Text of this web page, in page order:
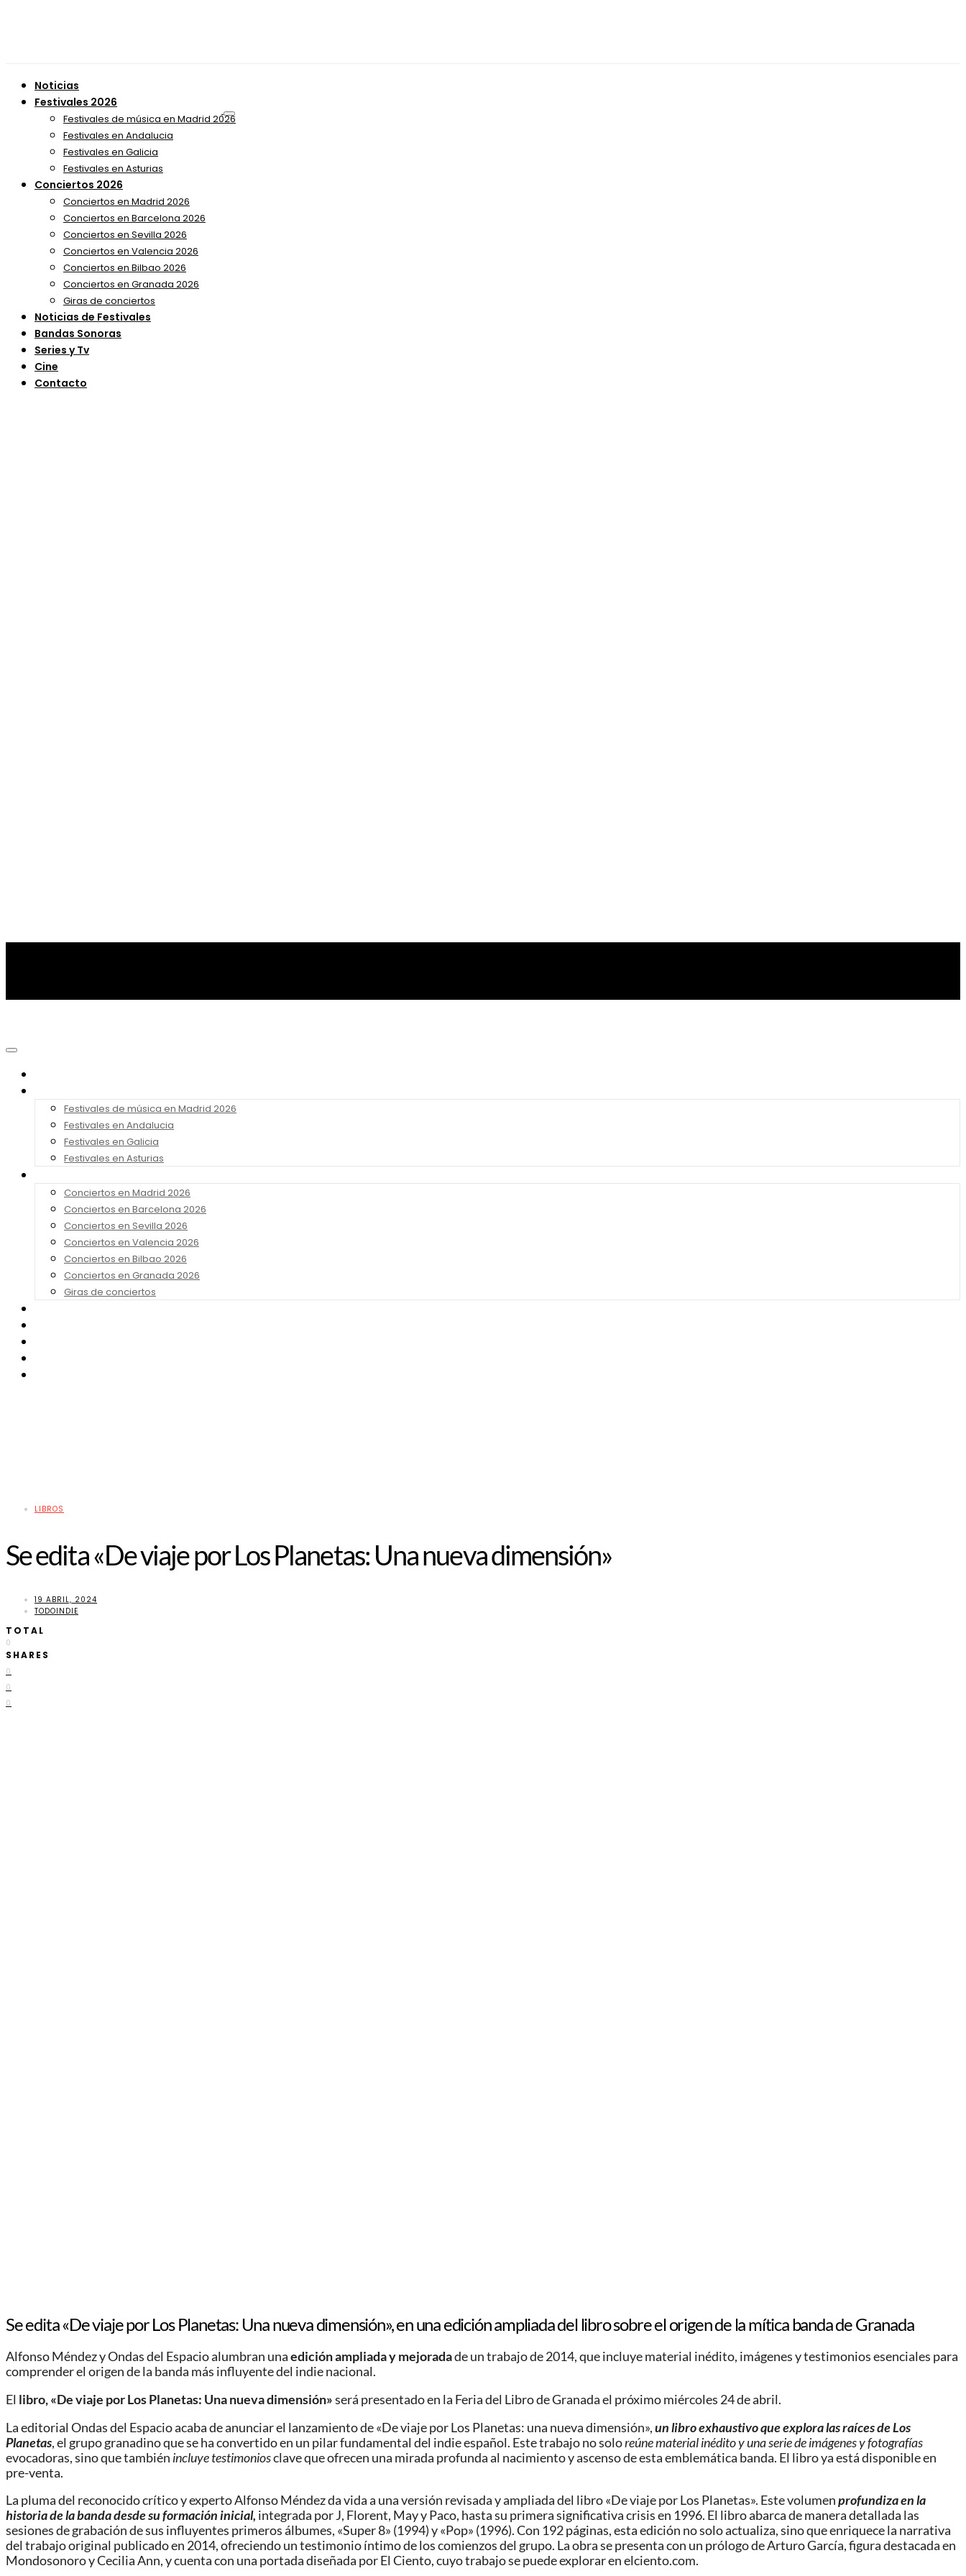
Noticias
Festivales 2026
Festivales de música en Madrid 2026
Festivales en Andalucia
Festivales en Galicia
Festivales en Asturias
Conciertos 2026
Conciertos en Madrid 2026
Conciertos en Barcelona 2026
Conciertos en Sevilla 2026
Conciertos en Valencia 2026
Conciertos en Bilbao 2026
Conciertos en Granada 2026
Giras de conciertos
Noticias de Festivales
Bandas Sonoras
Series y Tv
Cine
Contacto
Festivales de música en Madrid 2026
Festivales en Andalucia
Festivales en Galicia
Festivales en Asturias
Conciertos en Madrid 2026
Conciertos en Barcelona 2026
Conciertos en Sevilla 2026
Conciertos en Valencia 2026
Conciertos en Bilbao 2026
Conciertos en Granada 2026
Giras de conciertos
LIBROS
Se edita «De viaje por Los Planetas: Una nueva dimensión»
19 ABRIL, 2024
TODOINDIE
TOTAL
0
SHARES
0
0
0
Se edita «De viaje por Los Planetas: Una nueva dimensión», en una edición ampliada del libro sobre el origen de la mítica banda de Granada
Alfonso Méndez y Ondas del Espacio alumbran unaedición ampliada y mejoradade un trabajo de 2014, que incluye material inédito, imágenes y testimonios esenciales para
comprender el origen de la banda más influyente del indie nacional.
El libro, «De viaje por Los Planetas: Una nueva dimensión»será presentado en la Feria del Libro de Granada el próximo miércoles 24 de abril.
La editorial Ondas del Espacio acaba de anunciar el lanzamiento de «De viaje por Los Planetas: una nueva dimensión»,un libro exhaustivo que explora las raíces de Los
Planetas, el grupo granadino que se ha convertido en un pilar fundamental del indie español. Este trabajo no soloreúne material inédito y una serie de imágenes y fotografías
evocadoras, sino que también incluye testimoniosclave que ofrecen una mirada profunda al nacimiento y ascenso de esta emblemática banda. El libro ya está disponible en
pre-venta.
La pluma del reconocido crítico y experto Alfonso Méndez da vida a una versión revisada y ampliada del libro «De viaje por Los Planetas». Este volumenprofundiza en la
historia de la banda desde su formación inicial, integrada por J, Florent, May y Paco, hasta su primera significativa crisis en 1996. El libro abarca de manera detallada las
sesiones de grabación de sus influyentes primeros álbumes, «Super 8» (1994) y «Pop» (1996). Con 192 páginas, esta edición no solo actualiza, sino que enriquece la narrativa
del trabajo original publicado en 2014, ofreciendo un testimonio íntimo de los comienzos del grupo. La obra se presenta con un prólogo de Arturo García, figura destacada en
Mondosonoro y Cecilia Ann, y cuenta con una portada diseñada por El Ciento, cuyo trabajo se puede explorar en elciento.com.